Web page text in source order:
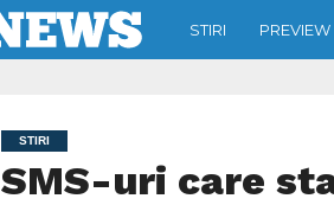
STIRI PREVIEW
STIRI
SMS-uri care